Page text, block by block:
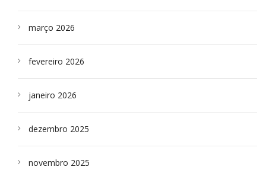
março 2026
fevereiro 2026
janeiro 2026
dezembro 2025
novembro 2025